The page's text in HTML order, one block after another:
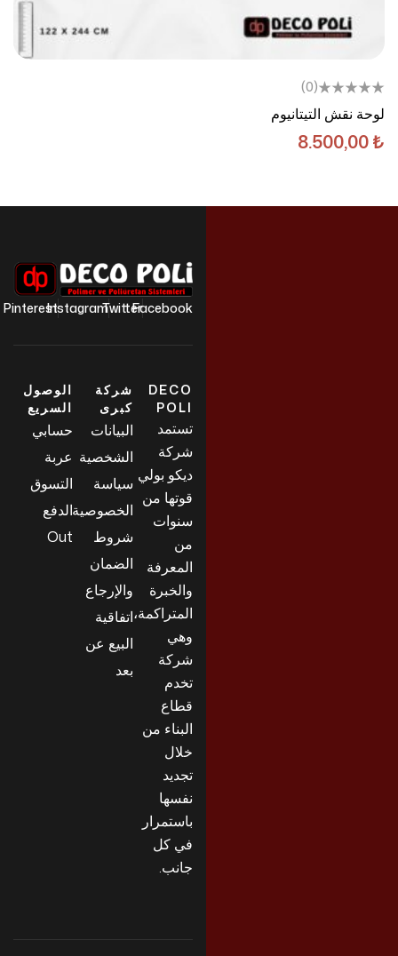
(0)
لوحة نقش التيتانيوم
8.500,00₺
Facebook
Twitter
Instagram
Pinterest
DECO
POLI
تستمد
شركة
ديكو بولي
قوتها من
سنوات
من
المعرفة
والخبرة
المتراكمة،
وهي
شركة
تخدم
قطاع
البناء من
خلال
تجديد
نفسها
باستمرار
في كل
جانب.
شركة
كبرى
البيانات
الشخصية
سياسة
الخصوصية
شروط
الضمان
والإرجاع
اتفاقية
البيع عن
بعد
الوصول
السريع
حسابي
عربة
التسوق
الدفع
Out